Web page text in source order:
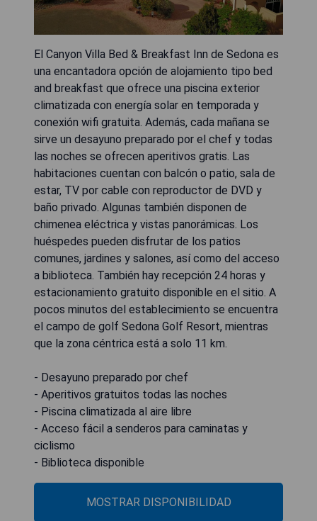
El Canyon Villa Bed & Breakfast Inn de Sedona es
una encantadora opción de alojamiento tipo bed
and breakfast que ofrece una piscina exterior
climatizada con energía solar en temporada y
conexión wifi gratuita. Además, cada mañana se
sirve un desayuno preparado por el chef y todas
las noches se ofrecen aperitivos gratis. Las
habitaciones cuentan con balcón o patio, sala de
estar, TV por cable con reproductor de DVD y
baño privado. Algunas también disponen de
chimenea eléctrica y vistas panorámicas. Los
huéspedes pueden disfrutar de los patios
comunes, jardines y salones, así como del acceso
a biblioteca. También hay recepción 24 horas y
estacionamiento gratuito disponible en el sitio. A
pocos minutos del establecimiento se encuentra
el campo de golf Sedona Golf Resort, mientras
que la zona céntrica está a solo 11 km.
- Desayuno preparado por chef
- Aperitivos gratuitos todas las noches
- Piscina climatizada al aire libre
- Acceso fácil a senderos para caminatas y
ciclismo
- Biblioteca disponible
MOSTRAR DISPONIBILIDAD